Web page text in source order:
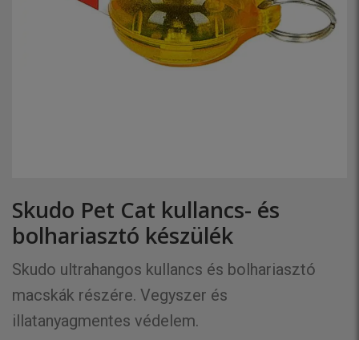
Skudo Pet Cat kullancs- és
bolhariasztó készülék
Skudo ultrahangos kullancs és bolhariasztó
macskák részére. Vegyszer és
illatanyagmentes védelem.